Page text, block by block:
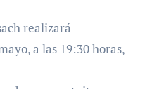
realizará
a las 19:30 horas,